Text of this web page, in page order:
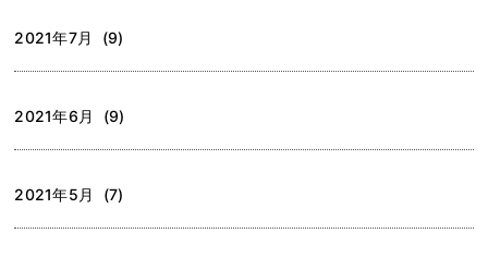
2021年7月 (9)
2021年6月 (9)
2021年5月 (7)